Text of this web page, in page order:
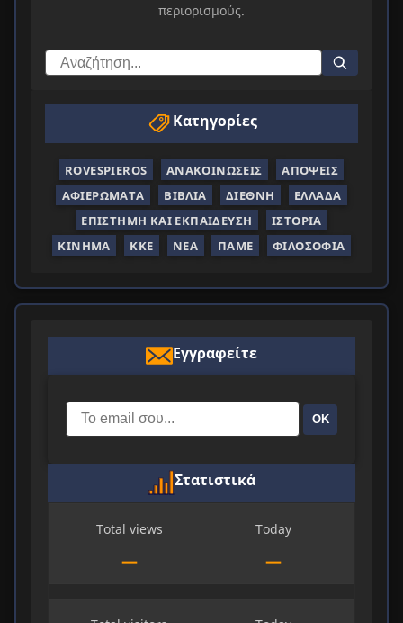
περιορισμούς.
Κατηγορίες
ROVESPIEROS ΑΝΑΚΟΙΝΏΣΕΙΣ
ΑΠΌΨΕΙΣ
ΑΦΙΕΡΏΜΑΤΑ
ΒΙΒΛΊΑ ΔΙΕΘΝΉ
ΕΛΛΆΔΑ
ΕΠΙΣΤΉΜΗ ΚΑΙ ΕΚΠΑΊΔΕΥΣΗ
ΙΣΤΟΡΊΑ
ΚΊΝΗΜΑ
ΚΚΕ ΝΈΑ ΠΑΜΕ ΦΙΛΟΣΟΦΊΑ
Εγγραφείτε
ΟΚ
Στατιστικά
Total views
—
Today
—